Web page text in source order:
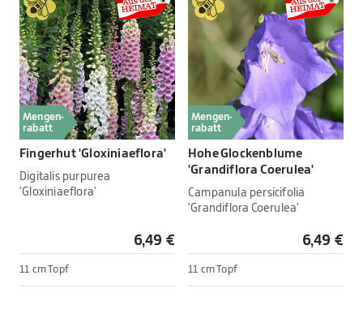
Mengen-
rabatt
Fingerhut 'Gloxiniaeflora'
Digitalis purpurea
'Gloxiniaeflora'
6,49 €
11 cm Topf
Mengen-
rabatt
Hohe Glockenblume
'Grandiflora Coerulea'
Campanula persicifolia
'Grandiflora Coerulea'
6,49 €
11 cm Topf